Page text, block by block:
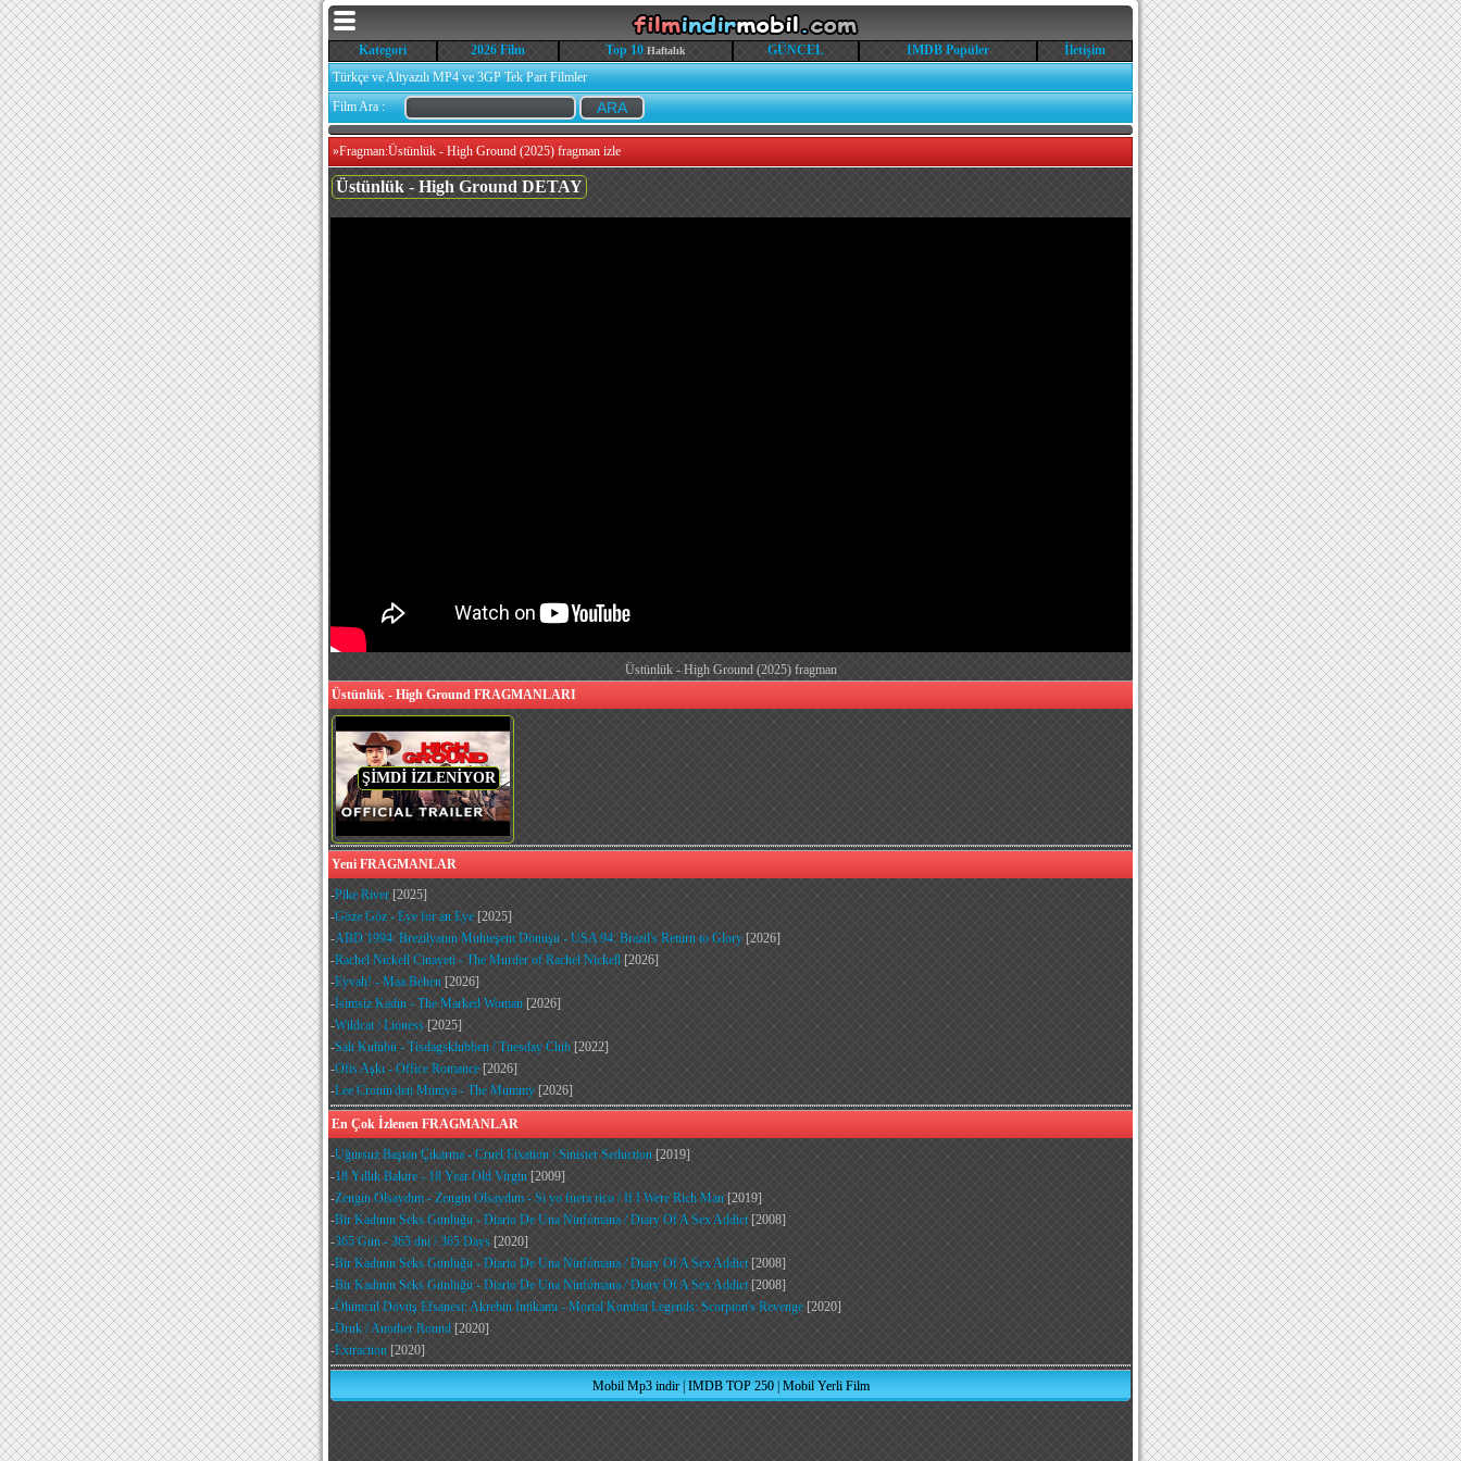
Kategori 2026 Film Top 10 Haftalık GÜNCEL IMDB Popüler
İletişim
Türkçe ve Altyazılı MP4 ve 3GP Tek Part Filmler
Film Ara :
»Fragman:Üstünlük - High Ground (2025) fragman izle
Üstünlük - High Ground DETAY
Üstünlük - High Ground (2025) fragman
Üstünlük - High Ground FRAGMANLARI
ŞİMDİ İZLENİYOR
Yeni FRAGMANLAR
-Pike River [2025]
-Göze Göz - Eye for an Eye [2025]
-ABD 1994: Brezilyanın Muhteşem Dönüşü - USA 94: Brazil's Return to Glory [2026]
-Rachel Nickell Cinayeti - The Murder of Rachel Nickell [2026]
-Eyvah! - Maa Behen [2026]
-İsimsiz Kadın - The Marked Woman [2026]
-Wildcat / Lioness [2025]
-Salı Kulübü - Tisdagsklubben / Tuesday Club [2022]
-Ofis Aşkı - Office Romance [2026]
-Lee Cronin'den Mumya - The Mummy [2026]
En Çok İzlenen FRAGMANLAR
-Uğursuz Baştan Çıkarma - Cruel Fixation / Sinister Seduction [2019]
-18 Yıllık Bakire - 18 Year Old Virgin [2009]
-Zengin Olsaydım - Zengin Olsaydım - Si yo fuera rico / If I Were Rich Man [2019]
-Bir Kadının Seks Günlüğü - Diario De Una Ninfómana / Diary Of A Sex Addict[2008]
-365 Gün - 365 dni / 365 Days [2020]
-Bir Kadının Seks Günlüğü - Diario De Una Ninfómana / Diary Of A Sex Addict[2008]
-Bir Kadının Seks Günlüğü - Diario De Una Ninfómana / Diary Of A Sex Addict[2008]
-Ölümcül Dövüş Efsanesi: Akrebin İntikamı - Mortal Kombat Legends: Scorpion's Revenge [2020]
-Druk / Another Round [2020]
-Extraction [2020]
Mobil Mp3 indir| IMDB TOP 250| Mobil Yerli Film